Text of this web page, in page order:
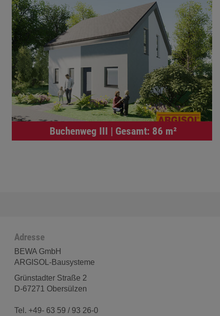
Buchenweg III | Gesamt: 86 m²
Adresse
BEWA GmbH
ARGISOL-Bausysteme
Grünstadter Straße 2
D-67271 Obersülzen
Tel. +49- 63 59 / 93 26-0